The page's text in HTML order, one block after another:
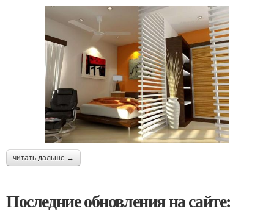
читать дальше →
Последние обновления на сайте: